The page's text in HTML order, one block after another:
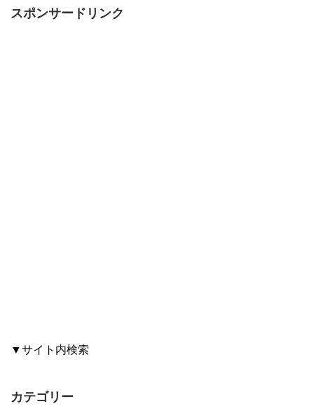
スポンサードリンク
▼サイト内検索
カテゴリー